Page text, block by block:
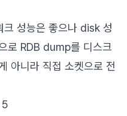
성능은 좋으나 disk 성
로 RDB dump를 디스크
아니라 직접 소켓으로 전